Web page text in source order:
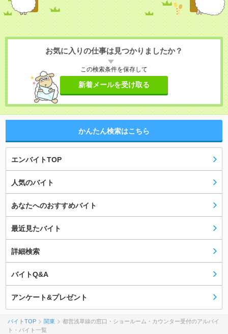
お気に入りの仕事は見つかりましたか？
この検索条件を保存して
新着メールを受け取る
かんたん検索はこちら
エンバイトTOP
人気のバイト
あなたへのおすすめバイト
最近見たバイト
詳細検索
バイトQ&A
アンケート&プレゼント
バイトTOP 関東
都営浅草線の窓口・ショールーム・カウンター受付のアルバイ
ト・バイト一覧